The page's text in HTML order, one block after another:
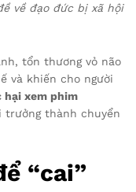
về đạo đức bị xã hội
tổn thương vỏ não
và khiến cho người
hại xem phim
trưởng thành chuyển
“cai”